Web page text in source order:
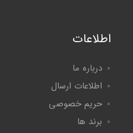
اطلاعات
درباره ما
اطلاعات ارسال
حریم خصوصی
برند ها